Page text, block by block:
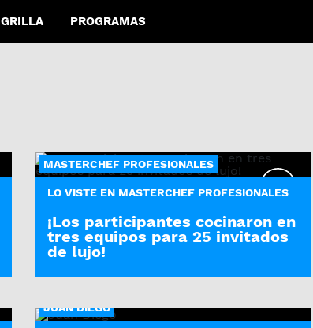
GRILLA PROGRAMAS
MASTERCHEF PROFESIONALES
LO VISTE EN MASTERCHEF PROFESIONALES
¡Los participantes cocinaron en
tres equipos para 25 invitados
de lujo!
JUAN DIEGO